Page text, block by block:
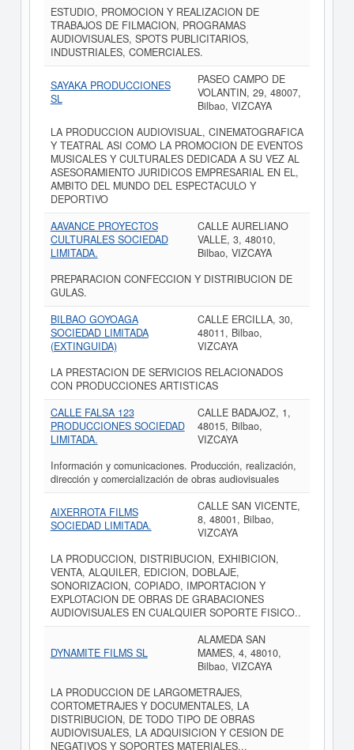
ESTUDIO, PROMOCION Y REALIZACION DE
TRABAJOS DE FILMACION, PROGRAMAS
AUDIOVISUALES, SPOTS PUBLICITARIOS,
INDUSTRIALES, COMERCIALES.
SAYAKA PRODUCCIONES
SL
PASEO CAMPO DE
VOLANTIN, 29, 48007,
Bilbao, VIZCAYA
LA PRODUCCION AUDIOVISUAL, CINEMATOGRAFICA
Y TEATRAL ASI COMO LA PROMOCION DE EVENTOS
MUSICALES Y CULTURALES DEDICADA A SU VEZ AL
ASESORAMIENTO JURIDICOS EMPRESARIAL EN EL,
AMBITO DEL MUNDO DEL ESPECTACULO Y
DEPORTIVO
AAVANCE PROYECTOS
CULTURALES SOCIEDAD
LIMITADA.
CALLE AURELIANO
VALLE, 3, 48010,
Bilbao, VIZCAYA
PREPARACION CONFECCION Y DISTRIBUCION DE
GULAS.
BILBAO GOYOAGA
SOCIEDAD LIMITADA
(EXTINGUIDA)
CALLE ERCILLA, 30,
48011, Bilbao,
VIZCAYA
LA PRESTACION DE SERVICIOS RELACIONADOS
CON PRODUCCIONES ARTISTICAS
CALLE FALSA 123
PRODUCCIONES SOCIEDAD
LIMITADA.
CALLE BADAJOZ, 1,
48015, Bilbao,
VIZCAYA
Información y comunicaciones. Producción, realización,
dirección y comercialización de obras audiovisuales
AIXERROTA FILMS
SOCIEDAD LIMITADA.
CALLE SAN VICENTE,
8, 48001, Bilbao,
VIZCAYA
LA PRODUCCION, DISTRIBUCION, EXHIBICION,
VENTA, ALQUILER, EDICION, DOBLAJE,
SONORIZACION, COPIADO, IMPORTACION Y
EXPLOTACION DE OBRAS DE GRABACIONES
AUDIOVISUALES EN CUALQUIER SOPORTE FISICO..
DYNAMITE FILMS SL
ALAMEDA SAN
MAMES, 4, 48010,
Bilbao, VIZCAYA
LA PRODUCCION DE LARGOMETRAJES,
CORTOMETRAJES Y DOCUMENTALES, LA
DISTRIBUCION, DE TODO TIPO DE OBRAS
AUDIOVISUALES, LA ADQUISICION Y CESION DE
NEGATIVOS Y SOPORTES MATERIALES...